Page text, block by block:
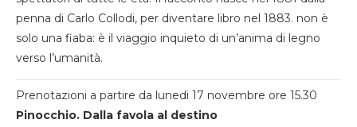
penna di Carlo Collodi, per diventare libro nel 1883. non è
solo una fiaba: è il viaggio inquieto di un’anima di legno
verso l’umanità.
Prenotazioni a partire da lunedi 17 novembre ore 15.30
Pinocchio. Dalla favola al destino